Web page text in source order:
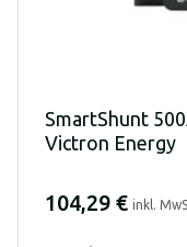
SmartShunt
Victron Energy
104,29 € inkl.